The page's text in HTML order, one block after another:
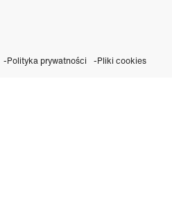
Polityka prywatności Pliki cookies